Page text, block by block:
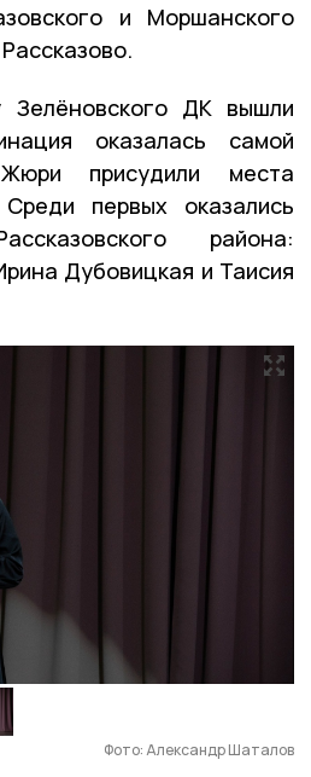
и Моршанского
ДК вышли
оказалась самой
Жюри присудили места
первых оказались
района:
Дубовицкая и Таисия
Фото: Александр Шаталов